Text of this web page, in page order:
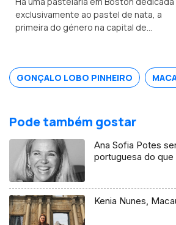
exclusivamente ao pastel de nata, a
primeira do género na capital de
GONÇALO LOBO PINHEIRO
Pode também gostar
Ana Sofia Potes
portuguesa do que
Kenia Nunes,